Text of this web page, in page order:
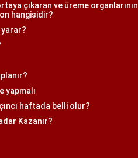
çıkaran ve üreme organlarının
hangisidir?
yarar?
yapmalı
haftada belli olur?
Kazanır?